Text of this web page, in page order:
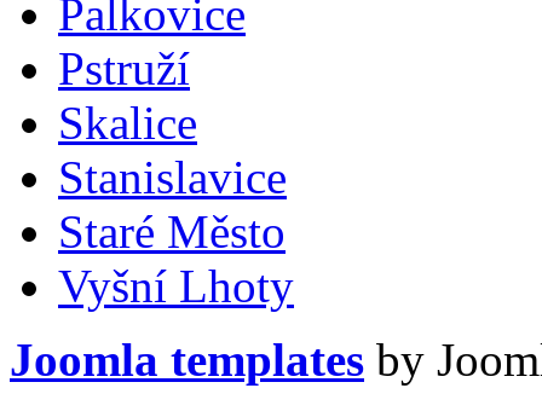
Palkovice
Pstruží
Skalice
Stanislavice
Staré Město
Vyšní Lhoty
Joomla templates by